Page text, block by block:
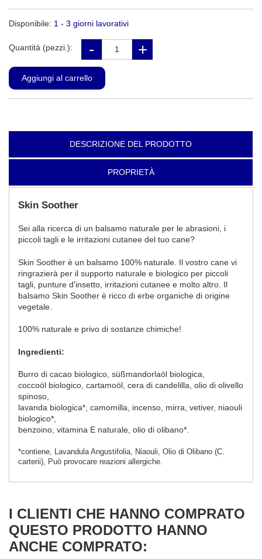
Disponibile: 1 - 3 giorni lavorativi
Quantità (pezzi.):
DESCRIZIONE DEL PRODOTTO
PROPRIETÀ
Skin Soother
Sei alla ricerca di un balsamo naturale per le abrasioni, i
piccoli tagli e le irritazioni cutanee del tuo cane?
Skin Soother è un balsamo 100% naturale. Il vostro cane vi
ringrazierà per il supporto naturale e biologico per piccoli
tagli, punture d'insetto, irritazioni cutanee e molto altro. Il
balsamo Skin Soother è ricco di erbe organiche di origine
vegetale.
100% naturale e privo di sostanze chimiche!
Ingredienti:
Burro di cacao biologico, süßmandorlaöl biologica,
coccoöl biologico, cartamoöl, cera di candelilla, olio di olivello
spinoso,
lavanda biologica*, camomilla, incenso, mirra, vetiver, niaouli
biologico*,
benzoino, vitamina E naturale, olio di olibano*.
*contiene, Lavandula Angustifolia, Niaouli, Olio di Olibano (C.
carterii), Può provocare reazioni allergiche.
I CLIENTI CHE HANNO COMPRATO
QUESTO PRODOTTO HANNO
ANCHE COMPRATO: